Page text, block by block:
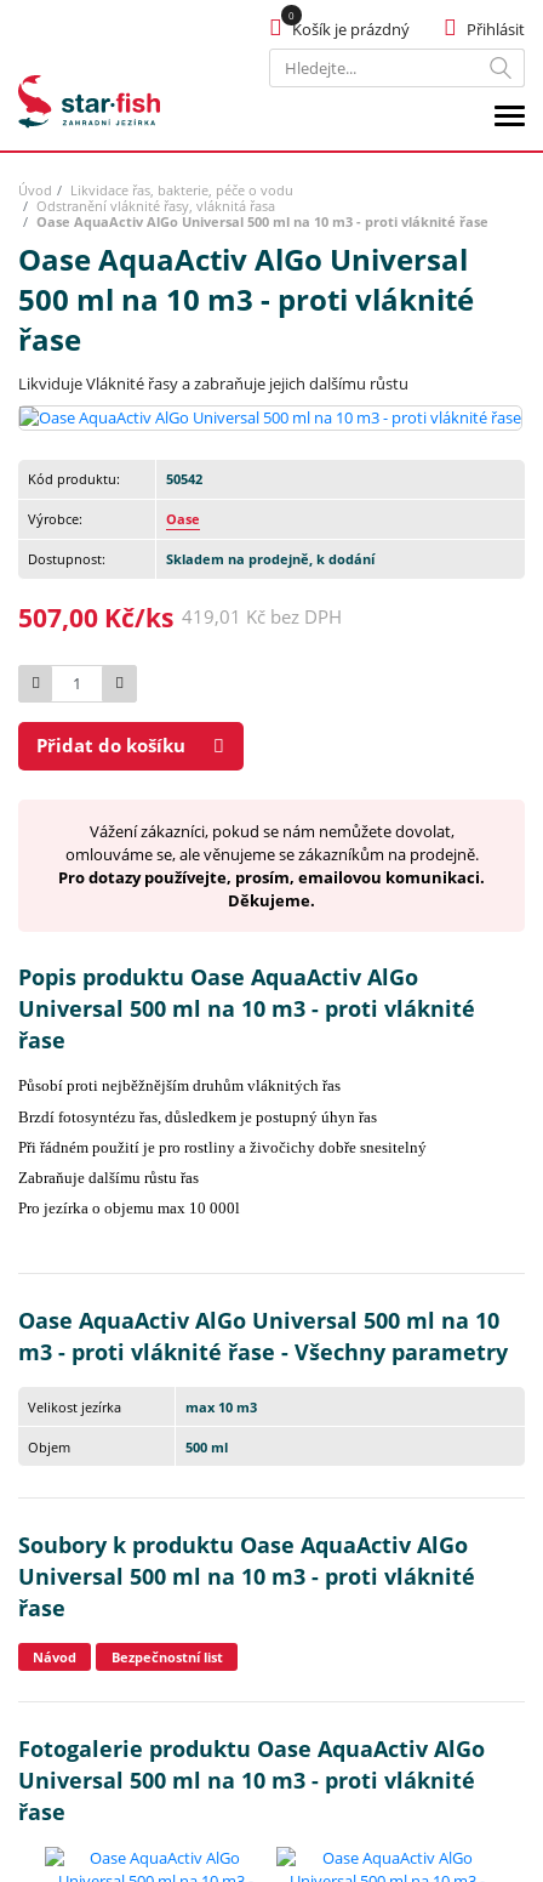
Hledat
Přihlásit
Košík je prázdný
Úvod
Likvidace řas, bakterie, péče o vodu
Odstranění vláknité řasy, vláknitá řasa
Oase AquaActiv AlGo Universal 500 ml na 10 m3 - proti vláknité řase
Oase AquaActiv AlGo Universal
500 ml na 10 m3 - proti vláknité
řase
Likviduje Vláknité řasy a zabraňuje jejich dalšímu růstu
Kód produktu: 50542
Výrobce: Oase
Dostupnost: Skladem na prodejně, k dodání
507,00 Kč/ks 419,01 Kč bez DPH
Počet
Přidat do košíku
Vážení zákazníci, pokud se nám nemůžete dovolat,
omlouváme se, ale věnujeme se zákazníkům na prodejně.
Pro dotazy používejte, prosím, emailovou komunikaci.
Děkujeme.
Popis produktu Oase AquaActiv AlGo
Universal 500 ml na 10 m3 - proti vláknité
řase
Působí proti nejběžnějším druhům vláknitých řas
Brzdí fotosyntézu řas, důsledkem je postupný úhyn řas
Při řádném použití je pro rostliny a živočichy dobře snesitelný
Zabraňuje dalšímu růstu řas
Pro jezírka o objemu max 10 000l
Oase AquaActiv AlGo Universal 500 ml na 10
m3 - proti vláknité řase - Všechny parametry
Velikost jezírka max 10 m3
Objem 500 ml
Soubory k produktu Oase AquaActiv AlGo
Universal 500 ml na 10 m3 - proti vláknité
řase
Návod Bezpečnostní list
Fotogalerie produktu Oase AquaActiv AlGo
Universal 500 ml na 10 m3 - proti vláknité
řase